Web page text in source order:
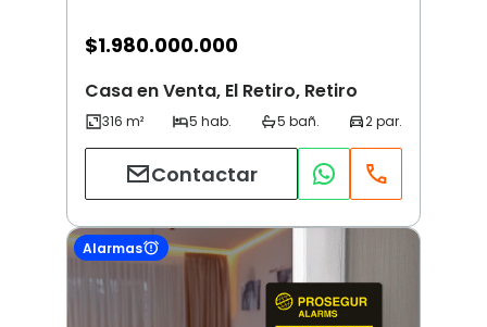
$1.980.000.000
Casa en Venta, El Retiro, Retiro
Contactar
Alarmas